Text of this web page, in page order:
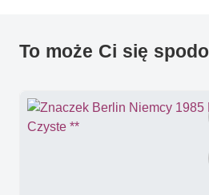
To może Ci się